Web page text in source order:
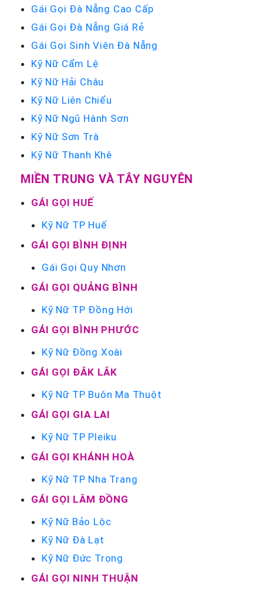
Gái Gọi Đà Nẵng Cao Cấp
Gái Gọi Đà Nẵng Giá Rẻ
Gái Gọi Sinh Viên Đà Nẵng
Kỹ Nữ Cẩm Lệ
Kỹ Nữ Hải Châu
Kỹ Nữ Liên Chiểu
Kỹ Nữ Ngũ Hành Sơn
Kỹ Nữ Sơn Trà
Kỹ Nữ Thanh Khê
MIỀN TRUNG VÀ TÂY NGUYÊN
GÁI GỌI HUẾ
Kỹ Nữ TP Huế
GÁI GỌI BÌNH ĐỊNH
Gái Gọi Quy Nhơn
GÁI GỌI QUẢNG BÌNH
Kỹ Nữ TP Đồng Hới
GÁI GỌI BÌNH PHƯỚC
Kỹ Nữ Đồng Xoài
GÁI GỌI ĐẮK LẮK
Kỹ Nữ TP Buôn Ma Thuột
GÁI GỌI GIA LAI
Kỹ Nữ TP Pleiku
GÁI GỌI KHÁNH HOÀ
Kỹ Nữ TP Nha Trang
GÁI GỌI LÂM ĐỒNG
Kỹ Nữ Bảo Lộc
Kỹ Nữ Đà Lạt
Kỹ Nữ Đức Trọng
GÁI GỌI NINH THUẬN